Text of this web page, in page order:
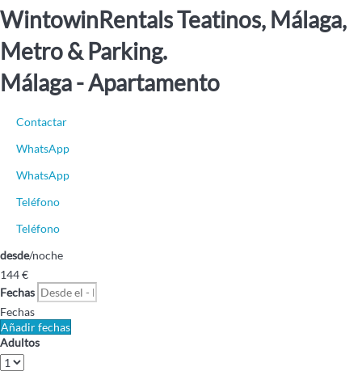
WintowinRentals Teatinos, Málaga,
Metro & Parking.
Málaga -Apartamento
Contactar
WhatsApp
WhatsApp
Teléfono
Teléfono
desde/noche
144€
Fechas
Fechas
Añadir fechas
Adultos